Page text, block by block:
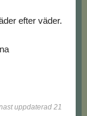
efter väder.
uppdaterad 21